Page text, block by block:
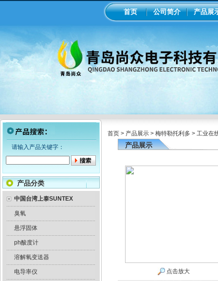
首页 公司简介 产品展
请输入产品关键字：
产品分类
中国台湾上泰SUNTEX
臭氧
悬浮固体
ph酸度计
溶解氧变送器
电导率仪
首页 > 产品展示 > 梅特勒托利多 > 工业在
产品展示
点击放大